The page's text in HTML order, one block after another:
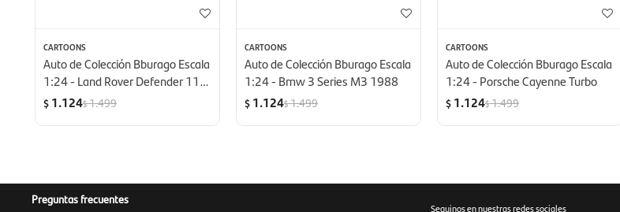
CARTOONS
Auto de Colección Bburago Escala
1:24 - Land Rover Defender 110
2022
$ 1.124$1.499
CARTOONS
Auto de Colección Bburago Escala
1:24 - Bmw 3 Series M3 1988
$ 1.124$1.499
CARTOONS
Auto de Colección Bburago Escala
1:24 - Porsche Cayenne Turbo
$ 1.124$1.499
Preguntas frecuentes
Seguinos en nuestras redes sociales